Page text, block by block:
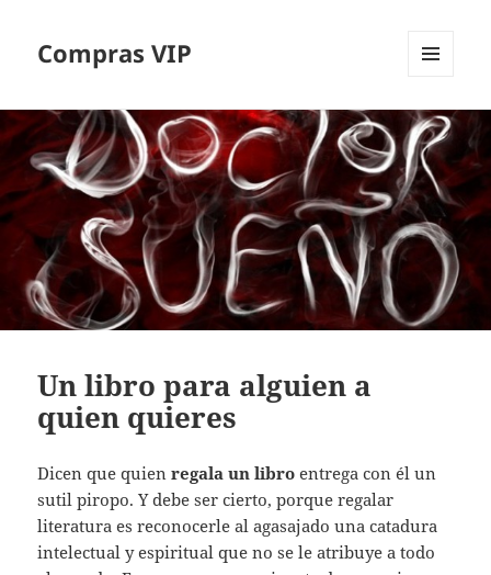
Compras VIP
WIDGETS
Un libro para alguien a
quien quieres
Dicen que quienregala un libro entrega con él un
sutil piropo. Y debe ser cierto, porque regalar
literatura es reconocerle al agasajado una catadura
intelectual y espiritual que no se le atribuye a todo